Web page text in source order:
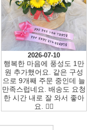
2026-07-10
행복한 마음에 풍성도 1만
원 추가했어요. 같은 구성
으로 9개째 주문 중인데 늘
만족스럽네요. 배송도 요청
한 시간 내로 잘 와서 좋아
요. 👍🏻